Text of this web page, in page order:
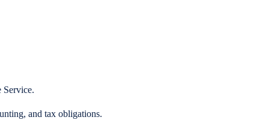
Service.
and tax obligations.